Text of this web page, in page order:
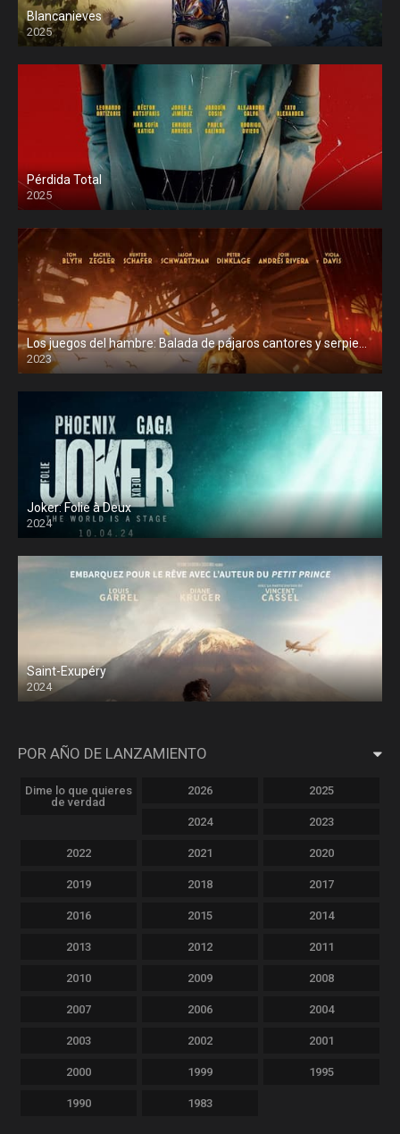
Blancanieves
2025
Pérdida Total
2025
Los juegos del hambre: Balada de pájaros cantores y serpientes
2023
Joker: Folie à Deux
2024
Saint-Exupéry
2024
POR AÑO DE LANZAMIENTO
Dime lo que quieres
de verdad
2026 2025
2024 2023
2022 2021 2020
2019 2018 2017
2016 2015 2014
2013 2012 2011
2010 2009 2008
2007 2006 2004
2003 2002 2001
2000 1999 1995
1990 1983